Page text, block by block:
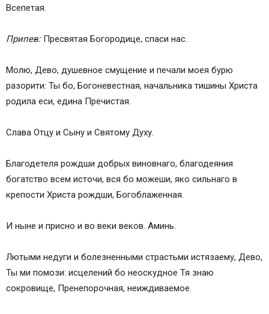
Всепетая.
Припев:Пресвятая Богородице, спаси нас.
Молю, Дево, душевное смущение и печали моея бурю
разорити: Ты бо, Богоневестная, начальника тишины Христа
родилa еси, едина Пречистая.
Слава Отцу и Сыну и Святому Духу.
Благодетеля рождши добрых виновнаго, благодеяния
богатство всем источи, вся бо можеши, яко сильнаго в
крепости Христа рождши, Богоблаженная.
И ныне и присно и во веки веков. Аминь.
Лютыми недуги и болезненными страстьми истязaему, Дево,
Ты ми помози: исцелений бо неоскудное Тя знаю
сокровище, Пренепорочная, неиждивaемое.